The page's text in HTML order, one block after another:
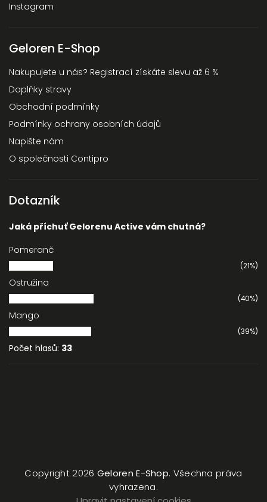
Instagram
Geloren E-Shop
Nakupujete u nás? Registrací získáte slevu až 6 %
Doplňky stravy
Obchodní podmínky
Podmínky ochrany osobních údajů
Napište nám
O společnosti Contipro
Dotazník
Jaká příchuť Gelorenu Active vám chutná?
Pomeranč
(21%)
Ostružina
(40%)
Mango
(39%)
Počet hlasů: 33
Copyright 2026 Geloren E-Shop. Všechna práva
vyhrazena.